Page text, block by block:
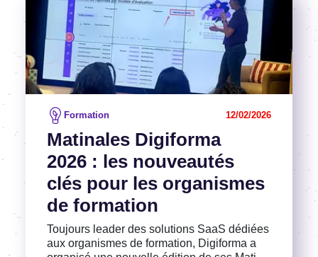
Mati­nales Digi­forma
2026 : les nouveau­tés
clés pour les orga­nismes
de forma­tion
Formation 12/02/2026
Toujours leader des solu­tions SaaS dédiées
aux orga­nismes de forma­tion, Digi­forma a